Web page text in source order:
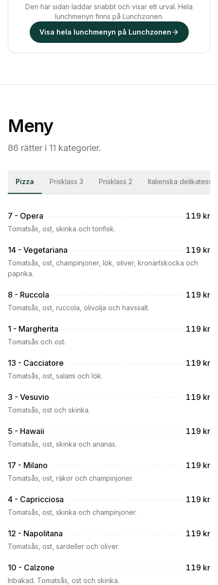
Den här sidan laddar snabbt och visar ett urval. Hela
lunchmenyn finns på Lunchzonen.
Visa hela lunchmenyn på Lunchzonen
Meny
86 rätter i 11 kategorier.
Pizza Prisklass 3 Prisklass 2 Italienska
7 - Opera 119 kr
Tomatsås, ost, skinka och tonfisk.
14 - Vegetariana 119 kr
Tomatsås, ost, champinjoner, lök, oliver, kronärtskocka och
paprika.
8 - Ruccola 119 kr
Tomatsås, ost, ruccola, olivolja och havssalt.
1 - Margherita 119 kr
Tomatsås och ost.
13 - Cacciatore 119 kr
Tomatsås, ost, salami och lök.
3 - Vesuvio 119 kr
Tomatsås, ost och skinka.
5 - Hawaii 119 kr
Tomatsås, ost, skinka och ananas.
17 - Milano 119 kr
Tomatsås, ost, räkor och champinjoner.
4 - Capricciosa 119 kr
Tomatsås, ost, skinka och champinjoner.
12 - Napolitana 119 kr
Tomatsås, ost, sardeller och oliver.
10 - Calzone 119 kr
Inbakad. Tomatsås, ost och skinka.